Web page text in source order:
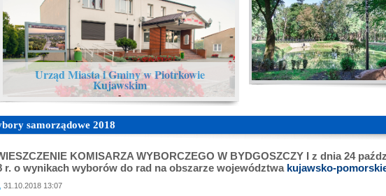
Urząd Miasta i Gminy w Piotrkowie
Kujawskim
-
samorządowe 2018
KOMISARZA WYBORCZEGO W BYDGOSZCZY I z dnia 24
r. o wynikach wyborów do rad na obszarze województwa kujawsko-
31.10.2018 13:07